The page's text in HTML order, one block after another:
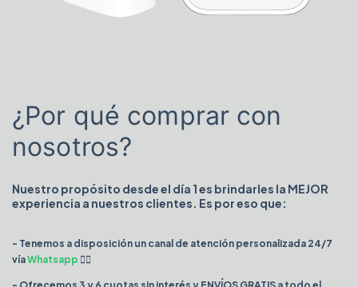
¿Por qué comprar con
nosotros?
Nuestro propósito desde el día 1 es brindarles la MEJOR
experiencia a nuestros clientes. Es por eso que:
- Tenemos a disposición un canal de atención personalizada 24/7
víaWhatsapp 👈🏻